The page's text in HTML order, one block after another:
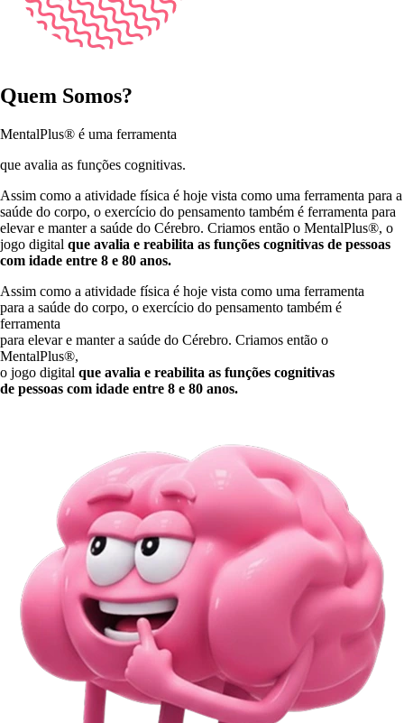
Quem Somos?
MentalPlus® é uma ferramenta
que avalia as funções cognitivas.
Assim como a atividade física é hoje vista como uma ferramenta para a
saúde do corpo, o exercício do pensamento também é ferramenta para
elevar e manter a saúde do Cérebro. Criamos então o MentalPlus®, o
jogo digital que avalia e reabilita as funções cognitivas de pessoas
com idade entre 8 e 80 anos.
Assim como a atividade física é hoje vista como uma ferramenta
para a saúde do corpo, o exercício do pensamento também é
ferramenta
para elevar e manter a saúde do Cérebro. Criamos então o
MentalPlus®,
o jogo digital que avalia e reabilita as funções cognitivas
de pessoas com idade entre 8 e 80 anos.